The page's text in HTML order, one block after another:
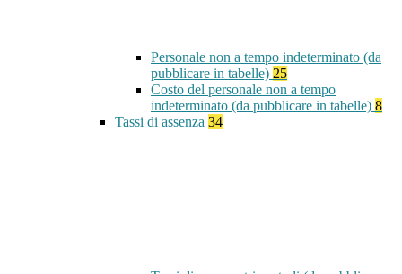
Personale non a tempo indeterminato (da
pubblicare in tabelle) 25
Costo del personale non a tempo
indeterminato (da pubblicare in tabelle) 8
Tassi di assenza 34